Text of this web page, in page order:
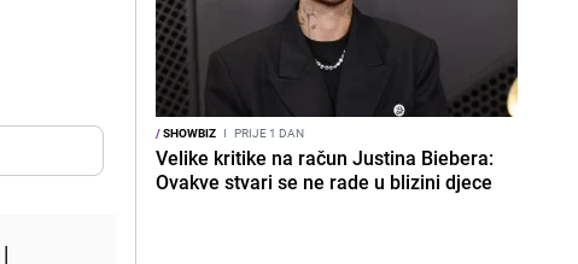
|
/SHOWBIZ I PRIJE 1 DAN
Velike kritike na račun Justina Biebera:
Ovakve stvari se ne rade u blizini djece